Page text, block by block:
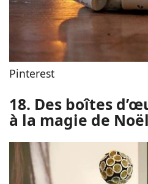
Pinterest
18. Des boîtes
à la magie de Noël